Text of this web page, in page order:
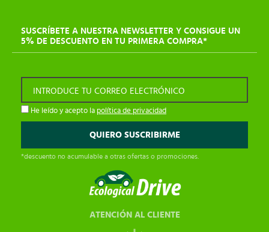
SUSCRÍBETE A NUESTRA NEWSLETTER Y CONSIGUE UN
5% DE DESCUENTO EN TU PRIMERA COMPRA*
INTRODUCE TU CORREO ELECTRÓNICO
He leído y acepto la política de privacidad
*descuento no acumulable a otras ofertas o promociones.
ATENCIÓN AL CLIENTE